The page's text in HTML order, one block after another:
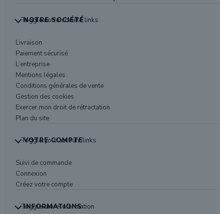
NOTRE SOCIÉTÉ
Toggle notre société links
Livraison
Paiement sécurisé
L’entreprise
Mentions légales
Conditions générales de vente
Gestion des cookies
Exercer mon droit de rétractation
Plan du site
VOTRE COMPTE
Toggle your account links
Suivi de commande
Connexion
Créez votre compte
INFORMATIONS
Toggle store information